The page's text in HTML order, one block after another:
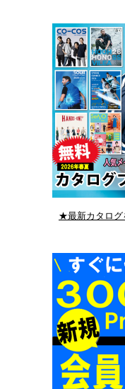
★最新カタログ